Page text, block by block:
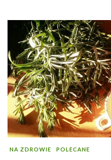
NA ZDROWIE POLECANE